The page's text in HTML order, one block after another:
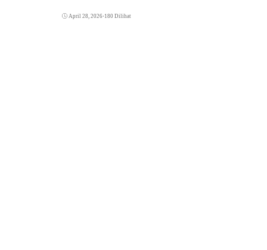
April 28, 2026•180 Dilihat